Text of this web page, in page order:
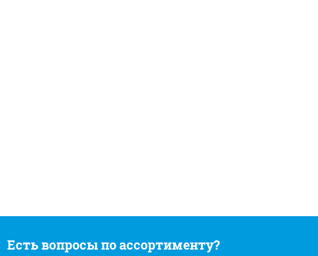
Есть вопросы по ассортименту?